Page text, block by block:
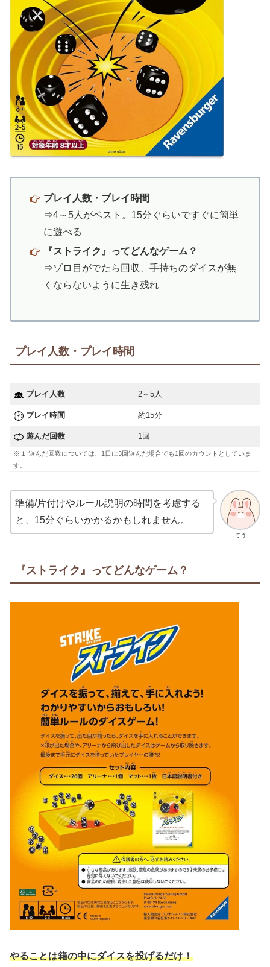
プレイ人数・プレイ時間
⇒4～5人がベスト。15分ぐらいですぐに簡単
に遊べる
『ストライク』ってどんなゲーム？
⇒ゾロ目がでたら回収、手持ちのダイスが無
くならないように生き残れ
プレイ人数・プレイ時間
プレイ人数 2～5人
プレイ時間 約15分
遊んだ回数 1回
※１ 遊んだ回数については、1日に3回遊んだ場合でも1回のカウントとしていま
す。
てう
準備/片付けやルール説明の時間を考慮する
と、15分ぐらいかかるかもしれません。
『ストライク』ってどんなゲーム？
やることは箱の中にダイスを投げるだけ！